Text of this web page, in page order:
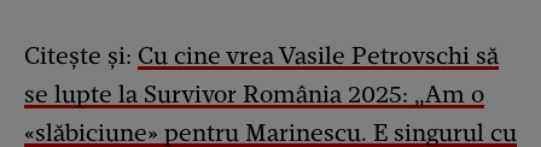
Citește și: Cu cine vrea Vasile Petrovschi să
se lupte la Survivor România 2025: „Am o
«slăbiciune» pentru Marinescu. E singurul cu